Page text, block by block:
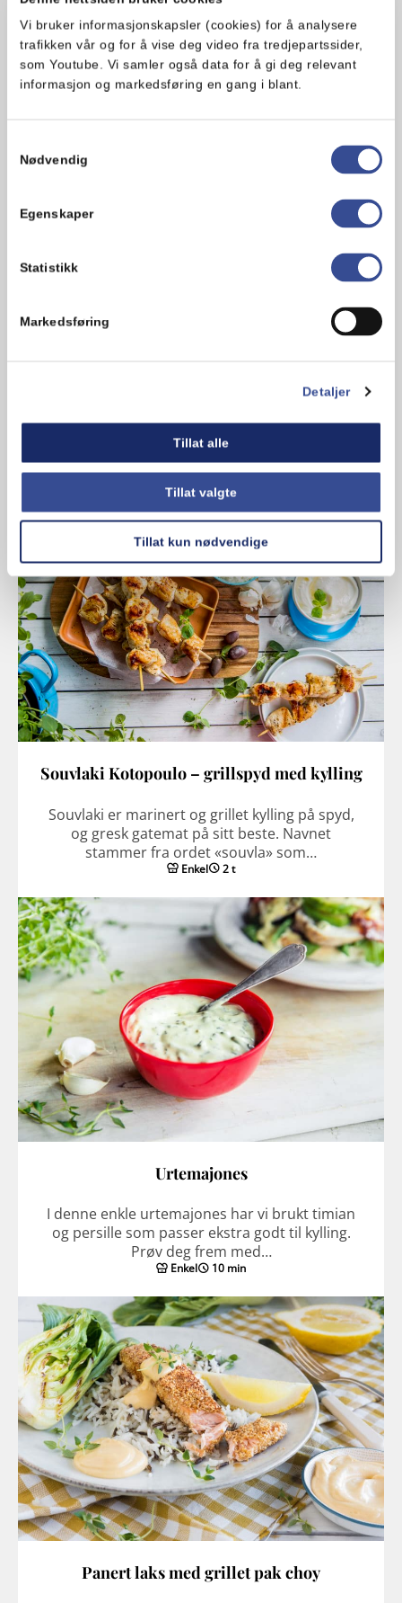
Vi bruker informasjonskapsler (cookies) for å analysere
trafikken vår og for å vise deg video fra tredjepartssider,
som Youtube. Vi samler også data for å gi deg relevant
informasjon og markedsføring en gang i blant.
Nødvendig
Egenskaper
Statistikk
Markedsføring
Detaljer
Tillat alle
Tillat valgte
Tillat kun nødvendige
Bakt potet kan lages både i ovn og på grillen, og
kan varieres med ulike typer fyll. Her har vi…
Enkel 1 t 30 min
å lage. Her har vi fylt de bakte potetene med
klassisk…
Enkel 1 t 30 min
Souvlaki Kotopoulo – grillspyd med kylling
Souvlaki er marinert og grillet kylling på spyd,
og gresk gatemat på sitt beste. Navnet
stammer fra ordet «souvla» som…
Enkel 2 t
Urtemajones
I denne enkle urtemajones har vi brukt timian
og persille som passer ekstra godt til kylling.
Prøv deg frem med…
Enkel 10 min
Panert laks med grillet pak choy